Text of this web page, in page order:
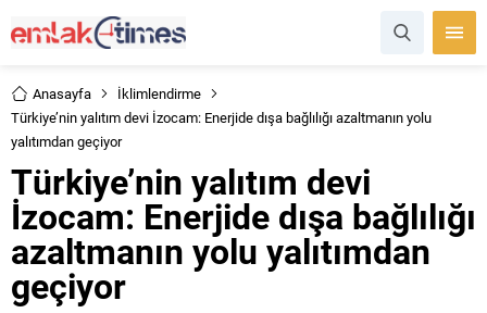
Anasayfa
İklimlendirme
Türkiye’nin yalıtım devi İzocam: Enerjide dışa bağlılığı azaltmanın yolu
yalıtımdan geçiyor
Türkiye’nin yalıtım devi
İzocam: Enerjide dışa bağlılığı
azaltmanın yolu yalıtımdan
geçiyor